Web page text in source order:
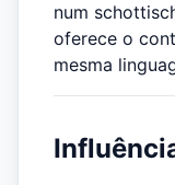
num
oferece o
mesma